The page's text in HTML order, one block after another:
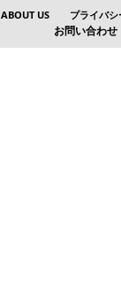
ABOUT US プライバ
お問い合わせ